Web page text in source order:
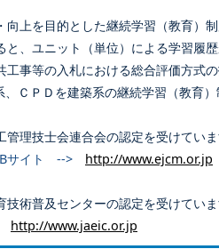
上を目的とした継続学習（教育
、ユニット（単位）による学習履
事等の入札における総合評価方式
ＣＰＤを建築系の継続学習（教育）
理技士会連合会の認定を受けていま
サイト --> http://www.ejcm.or.jp
術普及センターの認定を受けていま
http://www.jaeic.or.jp